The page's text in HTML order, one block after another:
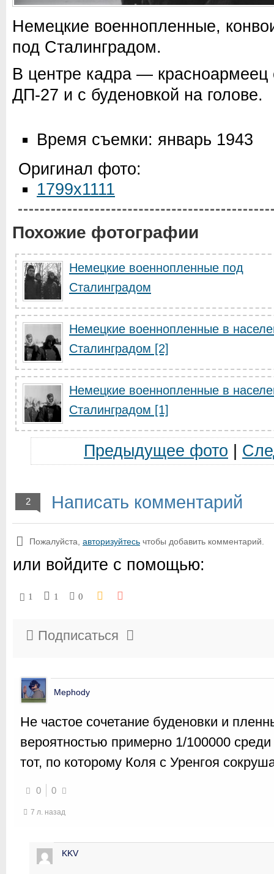
Немецкие военнопленные,
под Сталинградом.
В центре кадра —
ДП-27 и с буденовкой на голове.
Время съемки: январь 1943
Оригинал фото:
1799x1111
Похожие фотографии
Немецкие военнопленные под
Сталинградом
Немецкие военнопленные в
Сталинградом [2]
Немецкие военнопленные в
Сталинградом [1]
Предыдущее фото
2 Написать комментарий
Пожалуйста, авторизуйтесь чтобы добавить комментарий.
или войдите с помощью:
1 1 0
Подписаться
Mephody
Не частое сочетание буденовки и
вероятностью примерно 1/100000
тот, по которому Коля с Уренгоя
0 0
7 л. назад
KKV